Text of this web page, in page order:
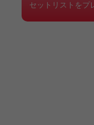
セットリストをプ